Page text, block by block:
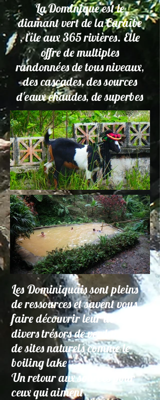
La Dominique est le
diamant vert de la Caraïbe
, l'île aux 365 rivières. Elle
offre de multiples
randonnées de tous niveaux,
des cascades, des sources
d'eaux chaudes, de superbes
sites de plongée sous
marine.
Les Dominiquais sont pleins
de ressources et savent vous
faire découvrir leur île aux
divers trésors de verdure, et
de sites naturels comme le
boiling lake ...
Un retour aux sources pour
ceux qui aiment